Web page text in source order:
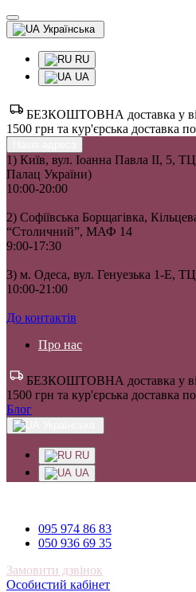
Українська
RU
UA
БЕЗКОШТОВНА доставка у
1500 грн та кур'єрська доставка
1) Київ, вул. Іоанна Павла II, 5,
Палац України)
10:00-20:00
2) Софіївська Борщагівка,
“Столичний”, МАФ 14
9:00-17:30
3) м. Одеса, вул. Генуезька 1-Е,
10:00-21:00
До контактів
Про нас
БЕЗКОШТОВНА доставка у
1500 грн та кур'єрська доставка
Блог
RU
UA
095 974 86 83
050 936 69 35
Замовити дзвінок
Особистий кабінет